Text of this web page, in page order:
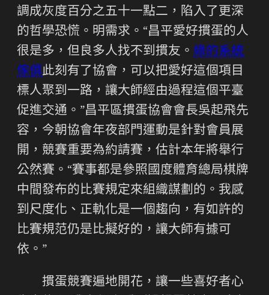
調成灰度百分之五十一點二，陷入了更深
的哲學恐慌。明需求。“昌平愛好摜蛋的人
很是多，但良多人找不到摜友。 綠的系統
傢俱此刻有了協會，可以把愛好這個項目
標人聚到一路，讓大師經由過程這個平臺
促進交通。”昌平區摜蛋協會會長吳起飛先
容，今朝協會年夜部門運動是針對會員展
開，競賽重要為約請賽，估計本年將舉行
公然賽。“賽事都是參照國度體育總局棋牌
中間發布的比賽規定來組織謀劃的。我感
到尺度化、正軌化是一個趨向，有如許的
比賽規范仍是比擬好的，讓大師有據可
依。”
摜蛋競賽遍地開花，讓一些喜好者心